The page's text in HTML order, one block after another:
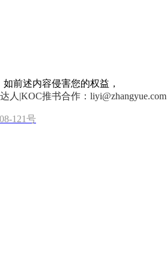
前述内容侵害您的权益，
达人|KOC推书合作：liyi@zhangyue.com
121号